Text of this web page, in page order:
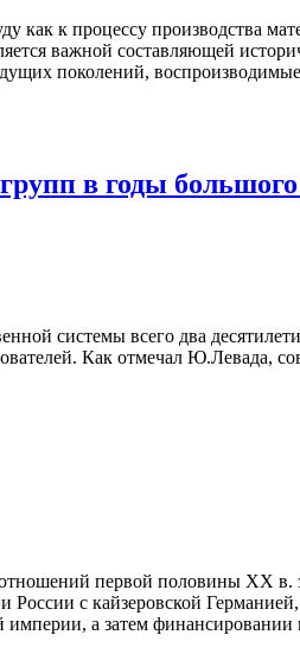
как к процессу производства
важной составляющей
поколений,
в годы большого
системы всего два
Как отмечал Ю.Левада,
первой половины XX в.
с кайзеровской
империи, а затем финансировании